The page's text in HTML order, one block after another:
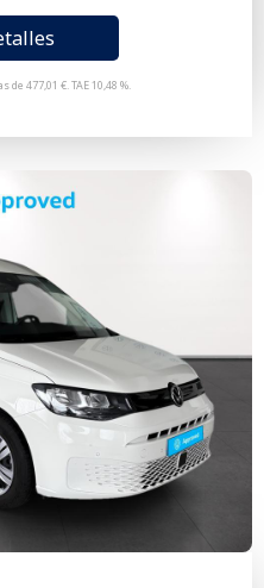
de 477,01 €. TAE 10,48 %.